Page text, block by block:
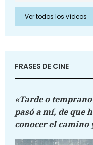
Ver todos los vídeos
FRASES DE CINE
«Tarde o
pasó a mí, de que
conocer el camino